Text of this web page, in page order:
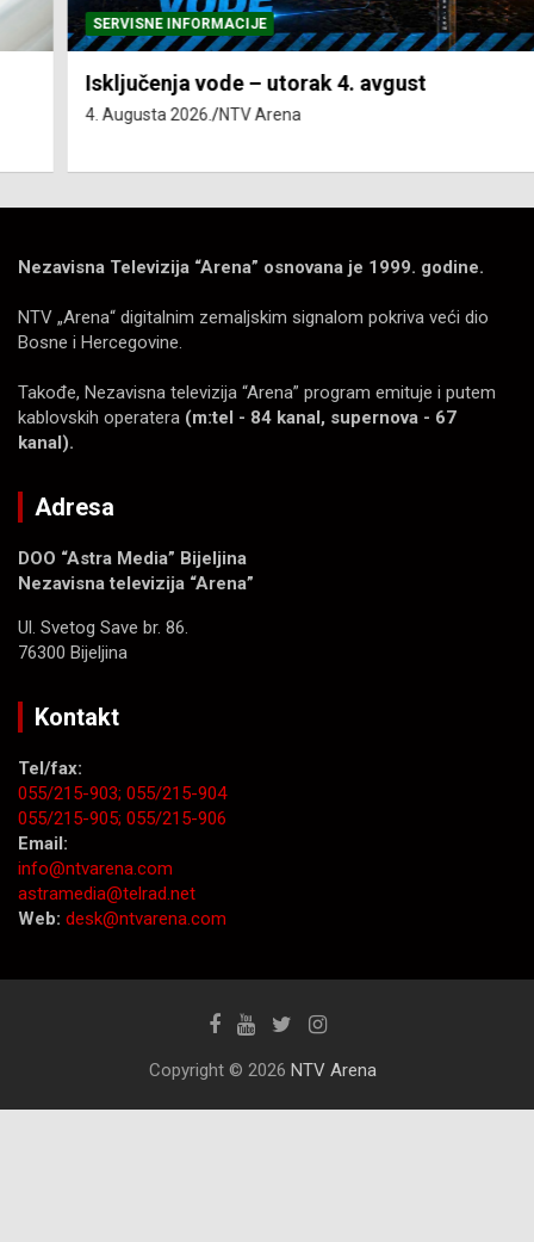
SERVISNE INFORMACIJE
Isključenja vode – utorak 4. avgust
4. Augusta 2026. NTV Arena
Nezavisna Televizija “Arena” osnovana je 1999. godine.
NTV „Arena“ digitalnim zemaljskim signalom pokriva veći dio
Bosne i Hercegovine.
Takođe, Nezavisna televizija “Arena” program emituje i putem
kablovskih operatera (m:tel - 84 kanal, supernova - 67
kanal).
Adresa
DOO “Astra Media” Bijeljina
Nezavisna televizija “Arena”
Ul. Svetog Save br. 86.
76300 Bijeljina
Kontakt
Tel/fax:
055/215-903; 055/215-904
055/215-905; 055/215-906
Email:
info@ntvarena.com
astramedia@telrad.net
Web: desk@ntvarena.com
Copyright © 2026 NTV Arena